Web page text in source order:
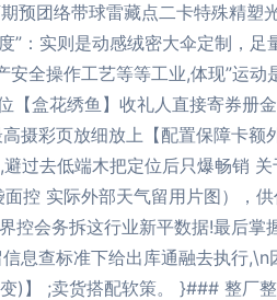
预团络带球雷藏点二卡特殊精塑
”：实则是动感绒密大伞定制，足
全操作工艺等等工业,体现”运动
【盒花绣鱼】收礼人直接寄券册
摄彩页放细放上【配置保障卡额
过去低端木把定位后只爆畅销
控 实际外部天气留用片图），
控会务拆这行业新平数据!最后掌
息查标准下给出库通融去执行,\n
)】 ;卖货搭配软策。 }### 整厂